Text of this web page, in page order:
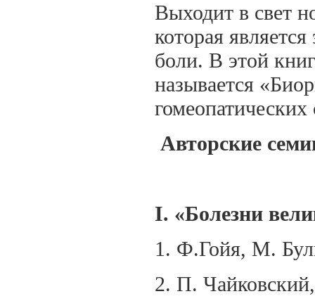
Выходит в свет
которая
боли. В этой
называется
гомеопатических
Авторские
I. «Болезни
1. Ф.Гойя, М.
2. П.